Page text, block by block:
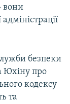
вони
безпеки
Юхіну про
кодексу
та